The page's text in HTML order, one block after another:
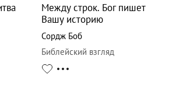
Между строк. Бог пишет
Вашу историю
Сордж Боб
Библейский взгляд